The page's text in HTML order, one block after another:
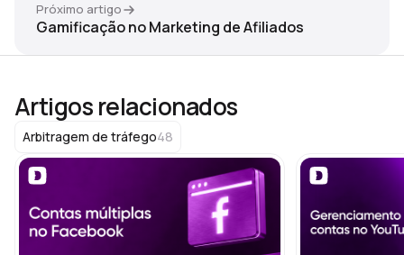
Próximo artigo
Gamificação no Marketing de Afiliados
Artigos relacionados
Arbitragem de tráfego48